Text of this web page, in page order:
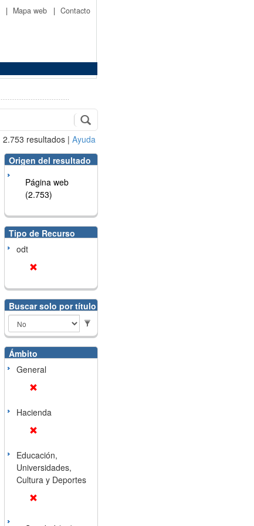
| Mapa web | Contacto
2.753 resultados | Ayuda
Origen del resultado
Página web
(2.753)
Tipo de Recurso
odt
Buscar solo por título
Ámbito
General
Hacienda
Educación,
Universidades,
Cultura y Deportes